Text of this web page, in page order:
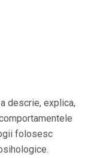
descrie, explica,
folosesc